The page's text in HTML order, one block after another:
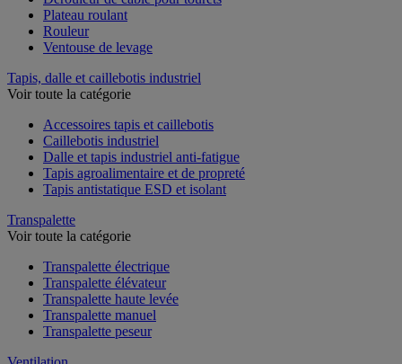
Plateau roulant
Rouleur
Ventouse de levage
Tapis, dalle et caillebotis industriel
Voir toute la catégorie
Accessoires tapis et caillebotis
Caillebotis industriel
Dalle et tapis industriel anti-fatigue
Tapis agroalimentaire et de propreté
Tapis antistatique ESD et isolant
Transpalette
Voir toute la catégorie
Transpalette électrique
Transpalette élévateur
Transpalette haute levée
Transpalette manuel
Transpalette peseur